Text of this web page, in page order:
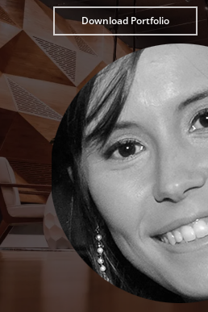
Download Portfolio